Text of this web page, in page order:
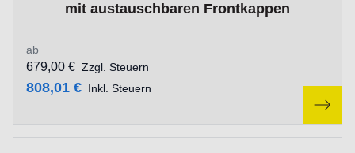
mit austauschbaren Frontkappen
ab
808,01 € Inkl. Steuern
679,00 € Zzgl. Steuern